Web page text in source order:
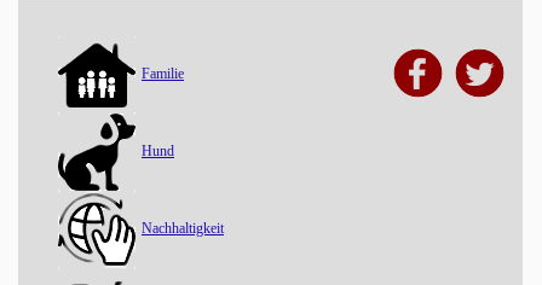
Familie
Hund
Nachhaltigkeit